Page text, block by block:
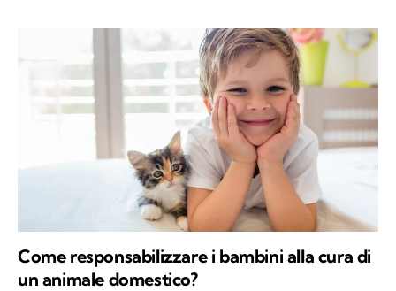
Come responsabilizzare i bambini alla cura di
un animale domestico?